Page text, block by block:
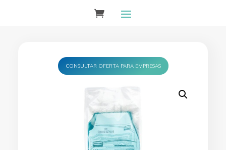
CONSULTAR OFERTA PARA EMPRESAS